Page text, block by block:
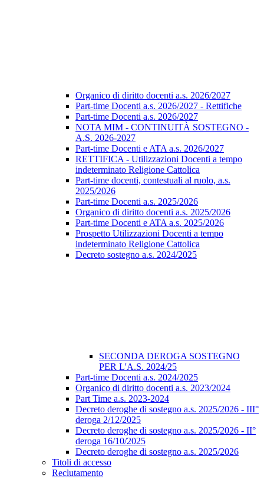
Organico di diritto docenti a.s. 2026/2027
Part-time Docenti a.s. 2026/2027 - Rettifiche
Part-time Docenti a.s. 2026/2027
NOTA MIM - CONTINUITÀ SOSTEGNO -
A.S. 2026-2027
Part-time Docenti e ATA a.s. 2026/2027
RETTIFICA - Utilizzazioni Docenti a tempo
indeterminato Religione Cattolica
Part-time docenti, contestuali al ruolo, a.s.
2025/2026
Part-time Docenti a.s. 2025/2026
Organico di diritto docenti a.s. 2025/2026
Part-time Docenti e ATA a.s. 2025/2026
Prospetto Utilizzazioni Docenti a tempo
indeterminato Religione Cattolica
Decreto sostegno a.s. 2024/2025
SECONDA DEROGA SOSTEGNO
PER L'A.S. 2024/25
Part-time Docenti a.s. 2024/2025
Organico di diritto docenti a.s. 2023/2024
Part Time a.s. 2023-2024
Decreto deroghe di sostegno a.s. 2025/2026 - III°
deroga 2/12/2025
Decreto deroghe di sostegno a.s. 2025/2026 - II°
deroga 16/10/2025
Decreto deroghe di sostegno a.s. 2025/2026
Titoli di accesso
Reclutamento